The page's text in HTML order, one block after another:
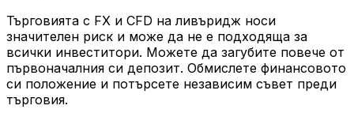
Търговията с FX и CFD на ливъридж носи
значителен риск и може да не е подходяща за
всички инвеститори. Можете да загубите повече от
първоначалния си депозит. Обмислете финансовото
си положение и потърсете независим съвет преди
търговия.